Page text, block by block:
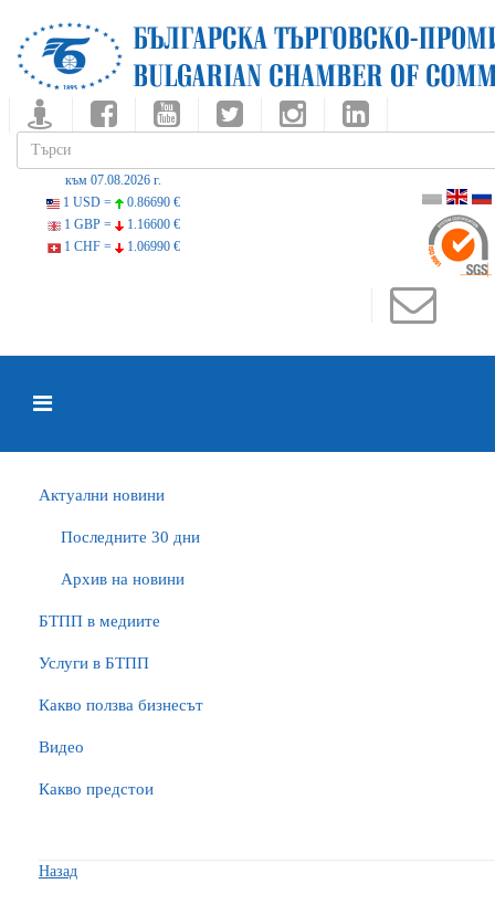
към 07.08.2026 г.
1 USD =
0.86690 €
1 GBP =
1.16600 €
1 CHF =
1.06990 €
Актуални новини
Последните 30 дни
Архив на новини
БTПП в медиите
Услуги в БТПП
Какво ползва бизнесът
Видео
Какво предстои
Назад